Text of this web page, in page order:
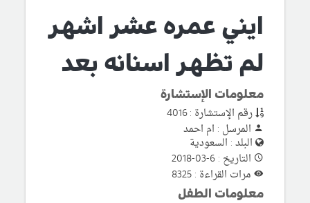
ايني عمره عشر اشهر
لم تظهر اسنانه بعد
معلومات الإستشارة
رقم الإستشارة : 4016
المرسل : ام احمد
البلد : السعودية
التاريخ : 6-03-2018
مرات القراءة : 8325
معلومات الطفل